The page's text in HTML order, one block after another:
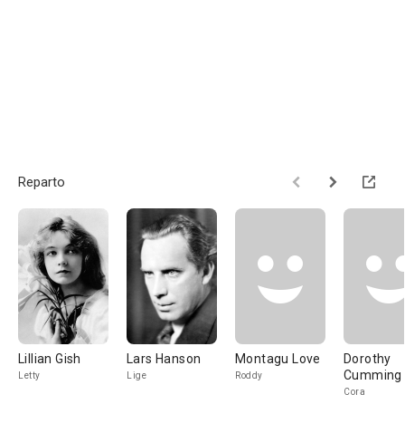
Reparto
Lillian Gish
Letty
Lars Hanson
Lige
Montagu Love
Roddy
Dorothy
Cumming
Cora